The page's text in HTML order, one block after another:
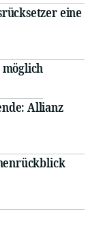
eine
Allianz